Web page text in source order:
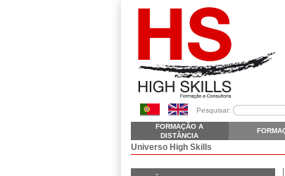
Pesquisar:
FORMAÇÃO A
DISTÂNCIA
Universo High Skills